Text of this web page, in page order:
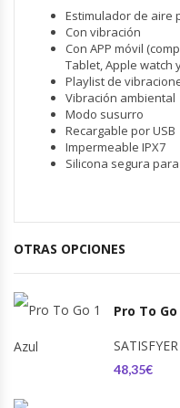
Estimulador de aire
Con vibración
Con APP móvil
Tablet, Apple watch
Playlist de
Vibración ambiental
Modo susurro
Recargable por USB
Impermeable IPX7
Silicona segura
OTRAS OPCIONES
Pro To
SATISFYER
48,35€